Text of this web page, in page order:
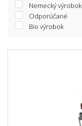
Nemecký výrobok
Odporúčané
Bio výrobok